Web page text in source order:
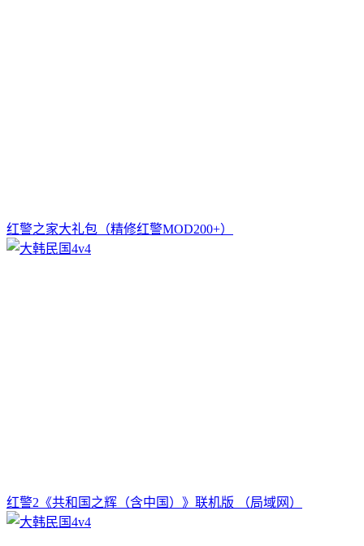
红警之家大礼包（精修红警MOD200+）
红警2《共和国之辉（含中国）》联机版 （局域网）